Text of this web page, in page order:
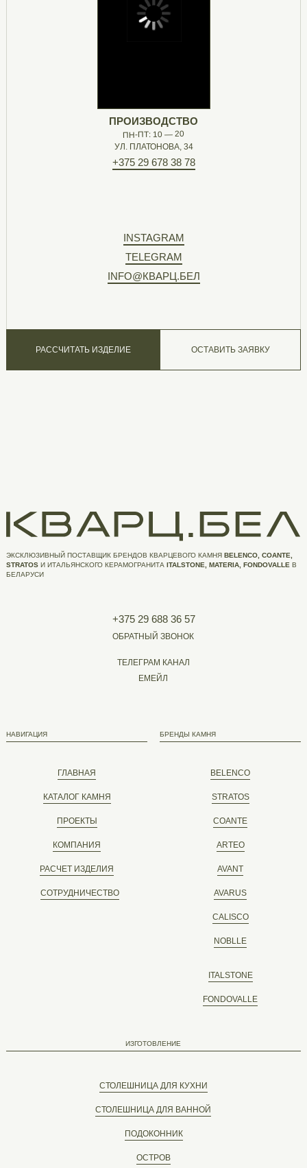
ПРОИЗВОДСТВО
ПН-ПТ: 10 — 20
УЛ. ПЛАТОНОВА, 34
+375 29 678 38 78
INFO@КВАРЦ.БЕЛ
TELEGRAM
INSTAGRAM
ОСТАВИТЬ ЗАЯВКУ
РАССЧИТАТЬ ИЗДЕЛИЕ
ГЛАВНАЯ
+375 29 688 36 57
ОБРАТНЫЙ ЗВОНОК
ТЕЛЕГРАМ КАНАЛ
ЕМЕЙЛ
НАВИГАЦИЯ
КАТАЛОГ КАМНЯ
ПРОЕКТЫ
РАСЧЕТ ИЗДЕЛИЯ
СОТРУДНИЧЕСТВО
КОМПАНИЯ
СТОЛЕШНИЦА ДЛЯ КУХНИ
ИЗГОТОВЛЕНИЕ
СТОЛЕШНИЦА ДЛЯ ВАННОЙ
ПОДОКОННИК
ОСТРОВ
BELENCO
БРЕНДЫ КАМНЯ
STRATOS
COANTE
ITALSTONE
FONDOVALLE
ЭКСКЛЮЗИВНЫЙ ПОСТАВЩИК БРЕНДОВ КВАРЦЕВОГО КАМНЯ BELENCO, COANTE,
STRATOS И ИТАЛЬЯНСКОГО КЕРАМОГРАНИТА ITALSTONE, MATERIA, FONDOVALLE В
БЕЛАРУСИ
ARTEO
AVANT
AVARUS
CALISCO
NOBLLE